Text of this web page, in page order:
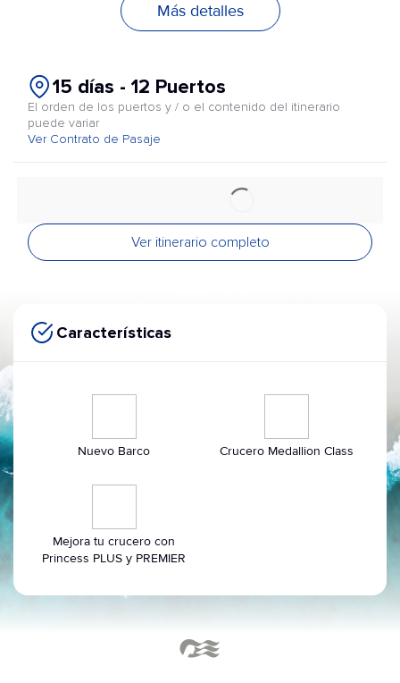
Más detalles
15 días - 12 Puertos
El orden de los puertos y / o el contenido del itinerario
puede variar
Ver Contrato de Pasaje
Ver itinerario completo
Características
Nuevo Barco Crucero Medallion Class
Mejora tu crucero con
Princess PLUS y PREMIER